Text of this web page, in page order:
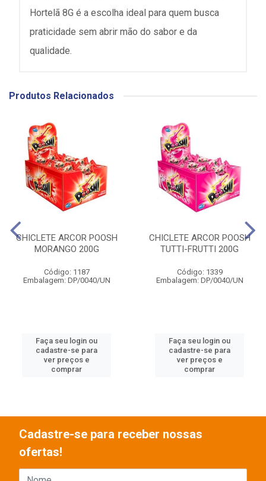
Hortelã 8G é a escolha ideal para quem busca
praticidade sem abrir mão do sabor e da
qualidade.
Produtos Relacionados
CHICLETE ARCOR POOSH
MORANGO 200G
Código: 1187
Embalagem: DP/0040/UN
Faça seu login ou
cadastre-se para
ver preços e
comprar
CHICLETE ARCOR POOSH
TUTTI-FRUTTI 200G
Código: 1339
Embalagem: DP/0040/UN
Faça seu login ou
cadastre-se para
ver preços e
comprar
Cadastre-se para receber nossas
ofertas!